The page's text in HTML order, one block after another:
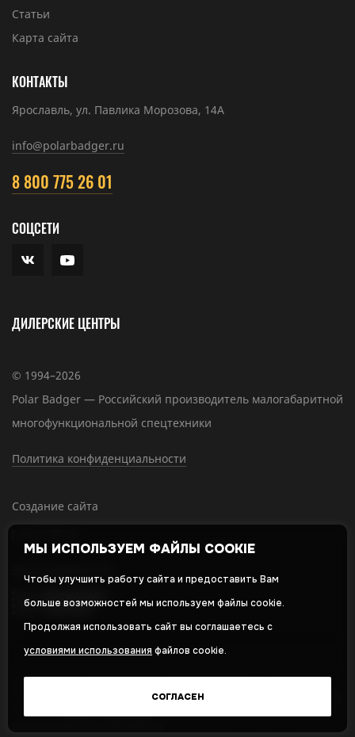
Статьи
Карта сайта
КОНТАКТЫ
Ярославль, ул. Павлика Морозова, 14А
info@polarbadger.ru
8 800 775 26 01
СОЦСЕТИ
ДИЛЕРСКИЕ ЦЕНТРЫ
© 1994–2026
Polar Badger — Российский производитель малогабаритной
многофункциональной спецтехники
Политика конфиденциальности
Создание сайта
Оставляя свои личные данные, вы принимаете и соглашаетесь с
политикой в отношении обработки персональных данных
МЫ ИСПОЛЬЗУЕМ ФАЙЛЫ COOKIE
Чтобы улучшить работу сайта и предоставить Вам
больше возможностей мы используем файлы cookie.
Продолжая использовать сайт вы соглашаетесь с
условиями использования файлов cookie.
СОГЛАСЕН